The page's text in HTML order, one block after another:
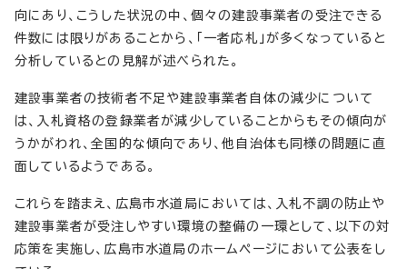
向にあり、こうした状況の中、個々の建設事業者の受注できる
件数には限りがあることから、「一者応札」が多くなっていると
分析しているとの見解が述べられた。
建設事業者の技術者不足や建設事業者自体の減少について
は、入札資格の登録業者が減少していることからもその傾向が
うかがわれ、全国的な傾向であり、他自治体も同様の問題に直
面しているようである。
これらを踏まえ、広島市水道局においては、入札不調の防止や
建設事業者が受注しやすい環境の整備の一環として、以下の対
応策を実施し、広島市水道局のホームページにおいて公表をし